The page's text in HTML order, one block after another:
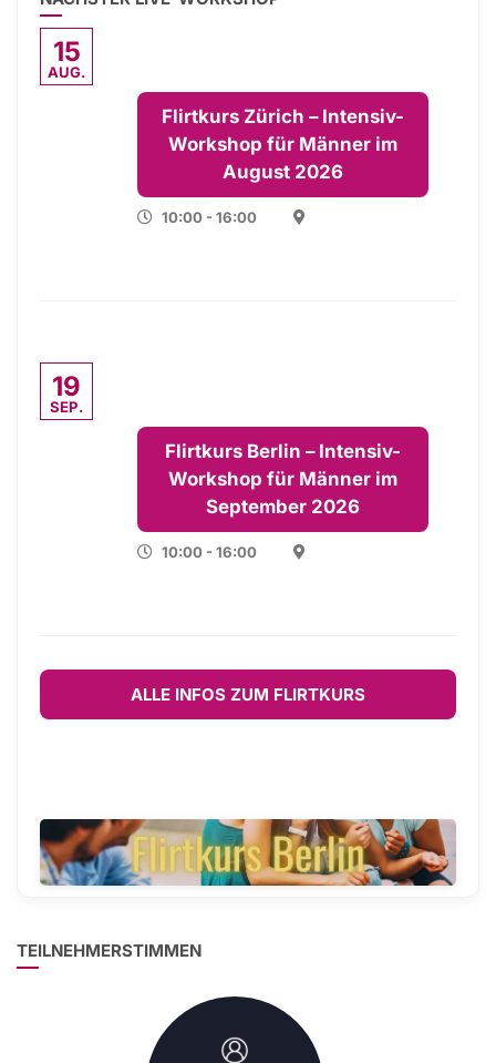
15
AUG.
Flirtkurs Zürich – Intensiv-
Workshop für Männer im
August 2026
10:00 - 16:00
19
SEP.
Flirtkurs Berlin – Intensiv-
Workshop für Männer im
September 2026
10:00 - 16:00
ALLE INFOS ZUM FLIRTKURS
TEILNEHMERSTIMMEN